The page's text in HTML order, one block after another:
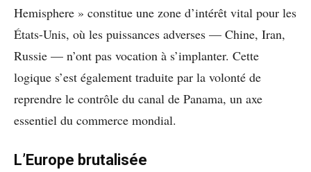
Hemisphere » constitue une zone d’intérêt vital pour les
États-Unis, où les puissances adverses — Chine, Iran,
Russie — n’ont pas vocation à s’implanter. Cette
logique s’est également traduite par la volonté de
reprendre le contrôle du canal de Panama, un axe
essentiel du commerce mondial.
L’Europe brutalisée